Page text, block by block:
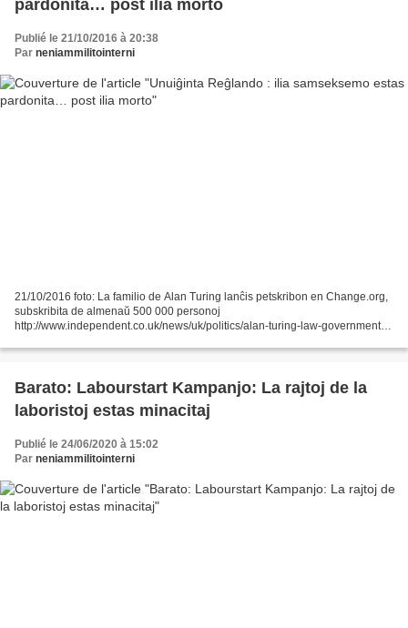
pardonita… post ilia morto
Publié le 21/10/2016 à 20:38
Par neniammilitointerni
21/10/2016 foto: La familio de Alan Turing lanĉis petskribon en Change.org,
subskribita de almenaŭ 500 000 personoj
http://www.independent.co.uk/news/uk/politics/alan-turing-law-government-
Barato: Labourstart Kampanjo: La rajtoj de la
laboristoj estas minacitaj
Publié le 24/06/2020 à 15:02
Par neniammilitointerni